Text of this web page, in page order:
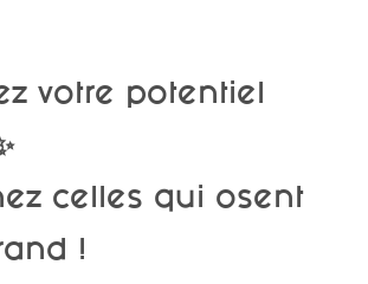
votre potentiel
celles qui osent
!